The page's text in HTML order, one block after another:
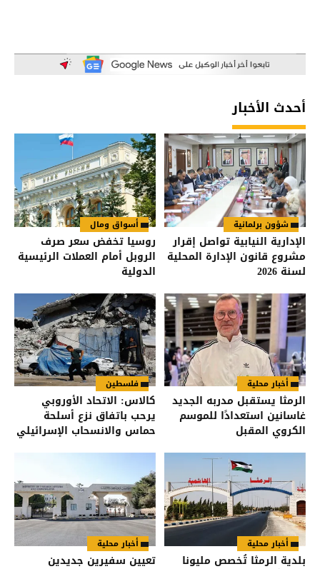
أحدث الأخبار
شؤون برلمانية
الإدارية النيابية تواصل إقرار
مشروع قانون الإدارة المحلية
لسنة 2026
أسواق ومال
روسيا تخفض سعر صرف
الروبل أمام العملات الرئيسية
الدولية
أخبار محلية
الرمثا يستقبل مدربه الجديد
غاسانين استعدادًا للموسم
الكروي المقبل
فلسطين
كالاس: الاتحاد الأوروبي
يرحب باتفاق نزع أسلحة
حماس والانسحاب الإسرائيلي
أخبار محلية
بلدية الرمثا تُخصص مليونا
أخبار محلية
تعيين سفيرين جديدين